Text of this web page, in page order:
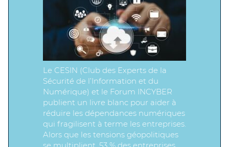
Le CESIN (Club des Experts de la
Sécurité de l’Information et du
Numérique) et le Forum INCYBER
publient un livre blanc pour aider à
réduire les dépendances numériques
qui fragilisent à terme les entreprises.
Alors que les tensions géopolitiques